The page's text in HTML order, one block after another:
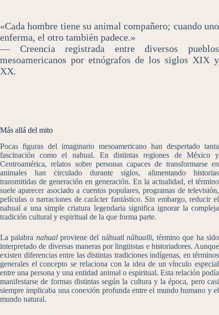
«Cada hombre tiene su animal compañero; cuando uno
enferma, el otro también padece.»
— Creencia registrada entre diversos pueblos
mesoamericanos por etnógrafos de los siglos XIX y
XX.
Más allá del mito
Pocas figuras del imaginario mesoamericano han despertado tanta
fascinación como el nahual. En distintas regiones de México y
Centroamérica, relatos sobre personas capaces de transformarse en
animales han circulado durante siglos, alimentando historias
transmitidas de generación en generación. En la actualidad, el término
suele aparecer asociado a cuentos populares, programas de televisión,
películas o narraciones de carácter fantástico. Sin embargo, reducir el
nahual a una simple criatura legendaria significa ignorar la compleja
tradición cultural y espiritual de la que forma parte.
La palabra nahualproviene del náhuatl nāhualli, término que ha sido
interpretado de diversas maneras por lingüistas e historiadores. Aunque
existen diferencias entre las distintas tradiciones indígenas, en términos
generales el concepto se relaciona con la idea de un vínculo especial
entre una persona y una entidad animal o espiritual. Esta relación podía
manifestarse de formas distintas según la cultura y la época, pero casi
siempre implicaba una conexión profunda entre el mundo humano y el
mundo natural.